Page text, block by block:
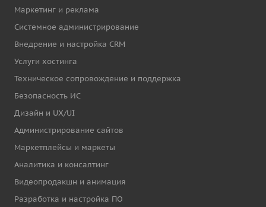
Маркетинг и реклама
Системное администрирование
Внедрение и настройка CRM
Услуги хостинга
Техническое сопровождение и поддержка
Безопасность ИС
Дизайн и UX/UI
Администрирование сайтов
Маркетплейсы и маркеты
Аналитика и консалтинг
Видеопродакшн и анимация
Разработка и настройка ПО